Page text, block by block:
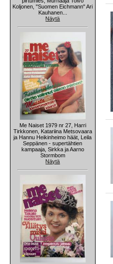
Koljonen, "Suomen Eichmann" Ari
Kauhanen...
Näytä
Me Naiset 1979 nr 27, Harri
Tirkkonen, Katariina Metsovaara
ja Hannu Heikinheimo häät, Leila
Seppänen - supertähtien
kampaaja, Sirkka ja Aarno
Stormbom
Näytä